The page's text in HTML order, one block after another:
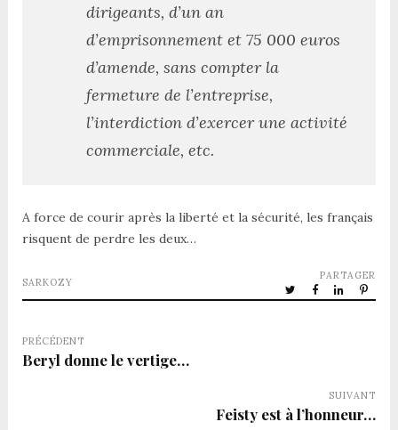
dirigeants, d’un an
d’emprisonnement et 75 000 euros
d’amende, sans compter la
fermeture de l’entreprise,
l’interdiction d’exercer une activité
commerciale, etc.
A force de courir après la liberté et la sécurité, les français
risquent de perdre les deux…
SARKOZY
PARTAGER
PRÉCÉDENT
Beryl donne le vertige…
SUIVANT
Feisty est à l’honneur…